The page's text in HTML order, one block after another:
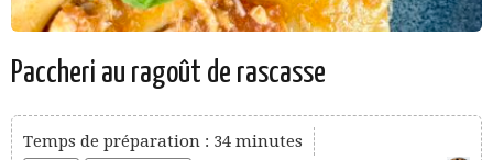
Paccheri au ragoût de rascasse
Temps de préparation : 34 minutes